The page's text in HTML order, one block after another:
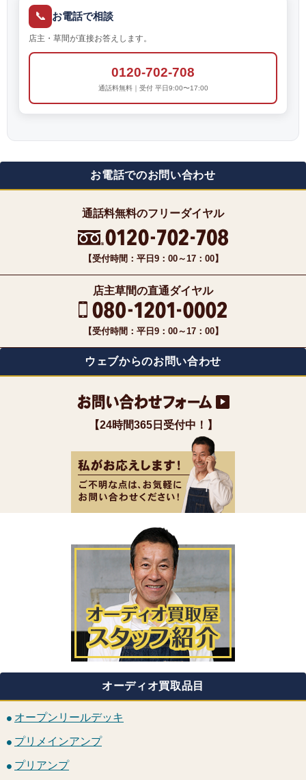
📞 お電話で相談
店主・草間が直接お答えします。
0120-702-708
通話料無料｜受付 平日9:00〜17:00
お電話でのお問い合わせ
通話料無料のフリーダイヤル
【受付時間：平日9：00～17：00】
店主草間の直通ダイヤル
【受付時間：平日9：00～17：00】
ウェブからのお問い合わせ
【24時間365日受付中！】
オーディオ買取品目
オープンリールデッキ
プリメインアンプ
プリアンプ